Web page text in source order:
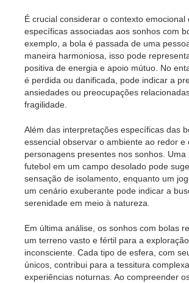
É crucial considerar o contexto emocional
específicas associadas aos sonhos com
exemplo, a bola é passada de uma
maneira harmoniosa, isso pode
positiva de energia e apoio mútuo. No
é perdida ou danificada, pode indicar a
ansiedades ou preocupações
fragilidade.
Além das interpretações específicas das
essencial observar o ambiente ao redor e
personagens presentes nos sonhos. Uma
futebol em um campo desolado pode
sensação de isolamento, enquanto um
um cenário exuberante pode indicar a
serenidade em meio à natureza.
Em última análise, os sonhos com bolas
um terreno vasto e fértil para a
inconsciente. Cada tipo de esfera, com
únicos, contribui para a tessitura
experiências noturnas. Ao compreender